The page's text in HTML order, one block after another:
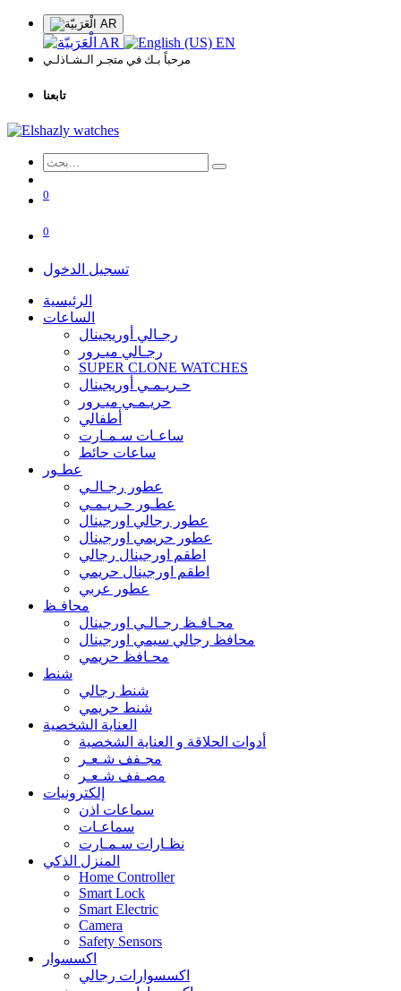
AR
AR EN
مرحباً بـك في متجـر الـشـاذلـي
تابعنا
0
0
تسجيل الدخول
الرئيسية
الساعات
رجـالي أوريجينال
رجـالي ميـرور
SUPER CLONE WATCHES
حـريـمـي أوريجينال
حريـمـي ميـرور
أطفالي
ساعـات سـمـارت
ساعات حائط
عطـور
عطور رجـالـي
عطـور حـريـمـي
عطور رجالي اورجينال
عطور حريمي اورجينال
اطقم اورجينال رجالي
اطقم اورجينال حريمي
عطور عربي
محافـظ
محـافـظ رجـالـي اورجينال
محافظ رجالي سيمي اورجينال
محـافظ حريمي
شنط
شنط رجالي
شنط حريمي
العناية الشخصية
أدوات الحلاقة و العناية الشخصية
مجـفف شـعـر
مصـفف شـعـر
إلكترونيات
سماعات اذن
سماعـات
نظـارات سـمـارت
المنزل الذكي
Home Controller
Smart Lock
Smart Electric
Camera
Safety Sensors
اكسسوار
اكسسوارات رجالي